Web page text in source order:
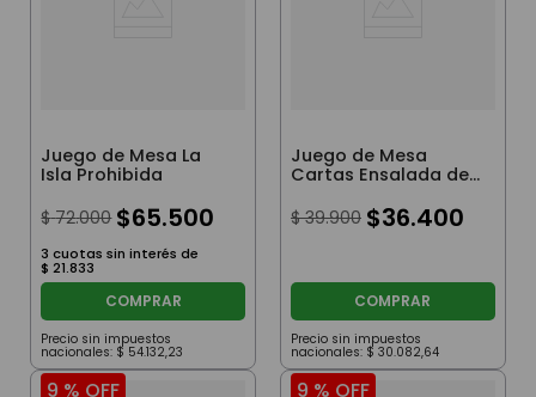
Juego de Mesa La
Isla Prohibida
$ 72.000 $65.500
3 cuotas sin interés de
$ 21.833
COMPRAR
Precio sin impuestos
nacionales: $ 54.132,23
Juego de Mesa
Cartas Ensalada de
$ 39.900 $36.400
COMPRAR
Precio sin impuestos
nacionales: $ 30.082,64
9 % OFF 9 % OFF